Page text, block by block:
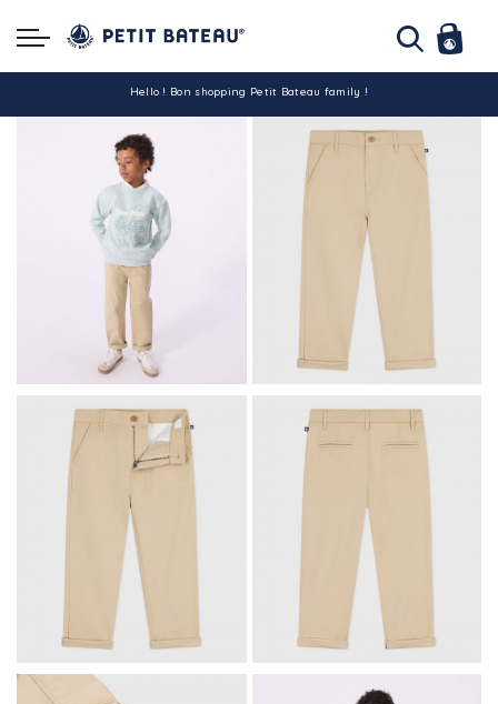
Hello ! Bon shopping Petit Bateau family !
La livraison est assurée partout en Tunisie !
-10% pour tout paiement par carte bancaire (hors promo)